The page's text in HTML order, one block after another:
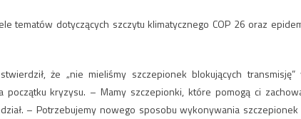
tematów dotyczących szczytu klimatycznego COP 26 oraz
że „nie mieliśmy szczepionek blokujących transmisję”
kryzysu. – Mamy szczepionki, które pomogą ci
– Potrzebujemy nowego sposobu wykonywania